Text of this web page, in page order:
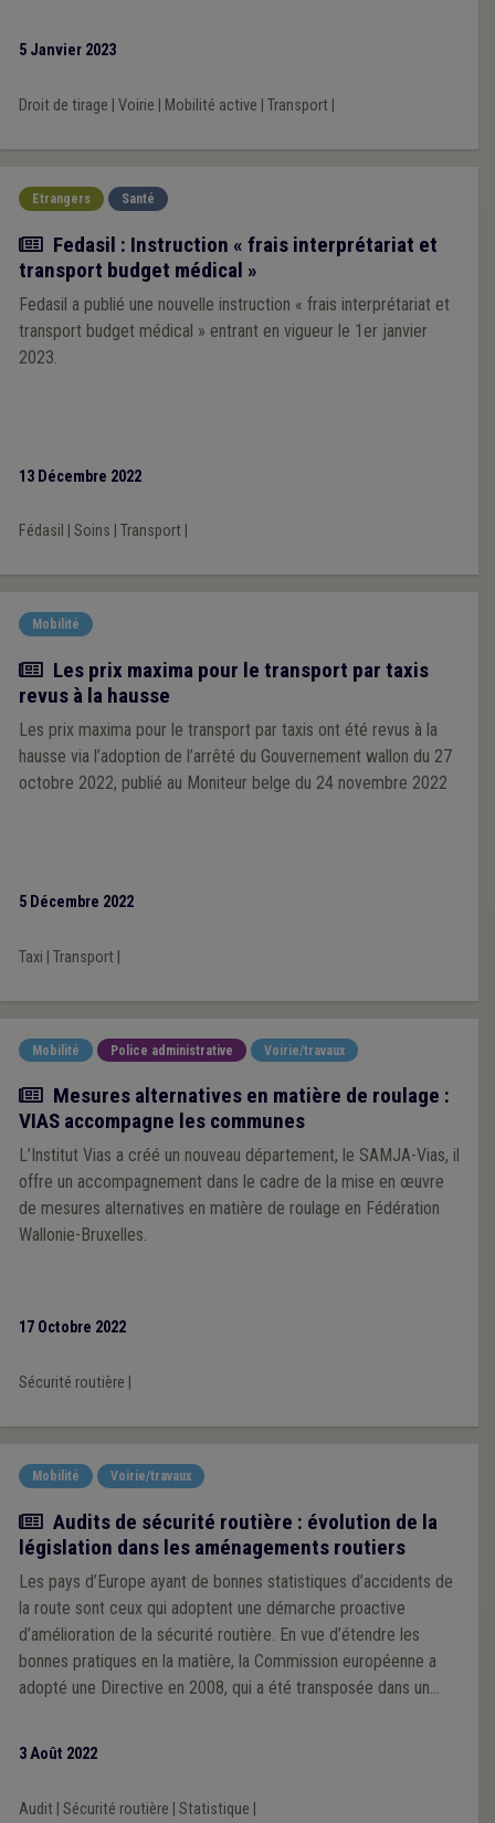
5 Janvier 2023
Droit de tirage Voirie Mobilité active Transport|
Etrangers Santé
Actualité
Fedasil : Instruction « frais interprétariat et
transport budget médical »
Fedasil a publié une nouvelle instruction « frais interprétariat et
transport budget médical » entrant en vigueur le 1er janvier
2023.
13 Décembre 2022
Fédasil Soins Transport|
Mobilité
Actualité
Les prix maxima pour le transport par taxis
revus à la hausse
Les prix maxima pour le transport par taxis ont été revus à la
hausse via l’adoption de l’arrêté du Gouvernement wallon du 27
octobre 2022, publié au Moniteur belge du 24 novembre 2022
5 Décembre 2022
Taxi Transport|
Mobilité Police administrative Voirie/travaux
Article
Mesures alternatives en matière de roulage :
VIAS accompagne les communes
L’Institut Vias a créé un nouveau département, le SAMJA-Vias, il
offre un accompagnement dans le cadre de la mise en œuvre
de mesures alternatives en matière de roulage en Fédération
Wallonie-Bruxelles.
17 Octobre 2022
Sécurité routière
Mobilité Voirie/travaux
Actualité
Audits de sécurité routière : évolution de la
législation dans les aménagements routiers
Les pays d’Europe ayant de bonnes statistiques d’accidents de
la route sont ceux qui adoptent une démarche proactive
d’amélioration de la sécurité routière. En vue d’étendre les
bonnes pratiques en la matière, la Commission européenne a
adopté une Directive en 2008, qui a été transposée dans un
3 Août 2022
Audit| Sécurité routière Statistique